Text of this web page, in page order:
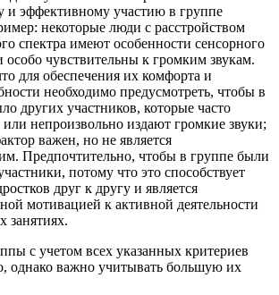
и эффективному участию в группе
некоторые люди с расстройством
спектра имеют особенности сенсорного
особо чувствительны к громким звукам.
для обеспечения их комфорта и
необходимо предусмотреть, чтобы в
других участников, которые часто
непроизвольно издают громкие звуки;
важен, но не является
Предпочтительно, чтобы в группе были
потому что это способствует
друг к другу и является
мотивацией к активной деятельности
занятиях.
с учетом всех указанных критериев
однако важно учитывать большую их